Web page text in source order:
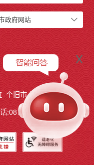
政府网站
个旧市人民政府办公室
:0873－2123215
x